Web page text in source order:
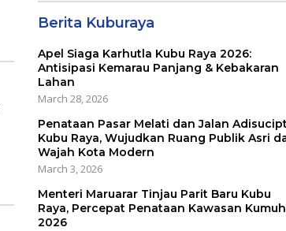
Berita Kuburaya
Apel Siaga Karhutla Kubu Raya 2026:
Antisipasi Kemarau Panjang & Kebakaran
Lahan
March 28, 2026
Penataan Pasar Melati dan Jalan
Kubu Raya, Wujudkan Ruang Publik Asri
Wajah Kota Modern
March 3, 2026
Menteri Maruarar Tinjau Parit Baru Kubu
Raya, Percepat Penataan Kawasan Kumuh
2026